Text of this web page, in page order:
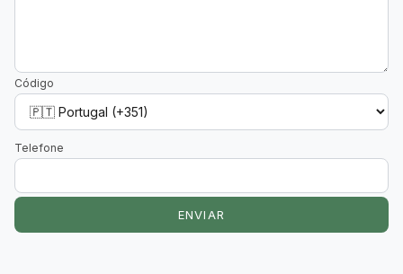
Código
Telefone
ENVIAR